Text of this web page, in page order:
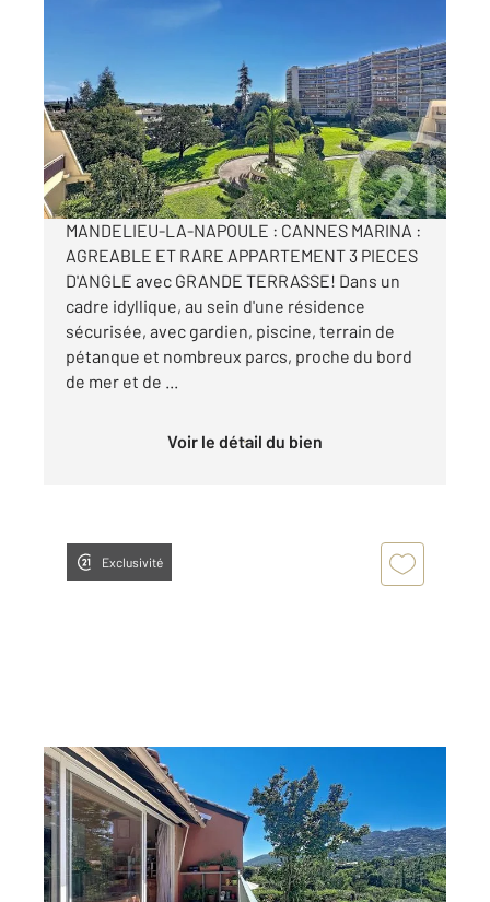
Ref : 40834
Appartement F3 à vendre
399 000 €
Visiter le site dédié
MANDELIEU-LA-NAPOULE : CANNES MARINA :
AGREABLE ET RARE APPARTEMENT 3 PIECES
D'ANGLE avec GRANDE TERRASSE! Dans un
cadre idyllique, au sein d'une résidence
sécurisée, avec gardien, piscine, terrain de
pétanque et nombreux parcs, proche du bord
de mer et de ...
Voir le détail du bien
Exclusivité
THEOULE SUR MER 06
45,89 m2, 2 pièces
Ref : 40925
Appartement F2 à vendre